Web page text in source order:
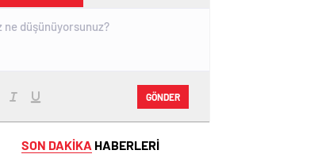
GÖNDER
SON DAKİKA HABERLERİ